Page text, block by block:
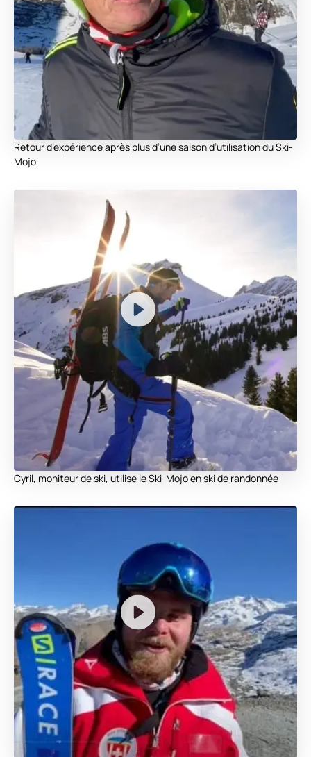
Retour d’expérience après plus d’une saison d’utilisation du Ski-
Mojo
Cyril, moniteur de ski, utilise le Ski-Mojo en ski de randonnée